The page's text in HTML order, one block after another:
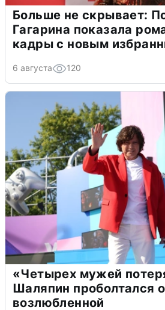
Больше не скрывает:
Гагарина показала
кадры с новым
6 августа 120
«Четырех мужей
Шаляпин проболтался
возлюбленной